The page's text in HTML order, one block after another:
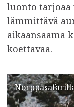
luonto tarjoaa
lämmittävä
aikaansaama
koettavaa.